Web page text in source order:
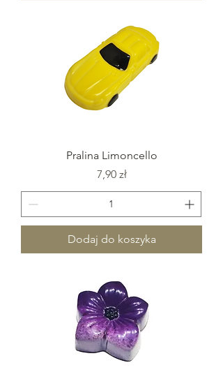
Pralina Limoncello
Cena
7,90 zł
Dodaj do koszyka